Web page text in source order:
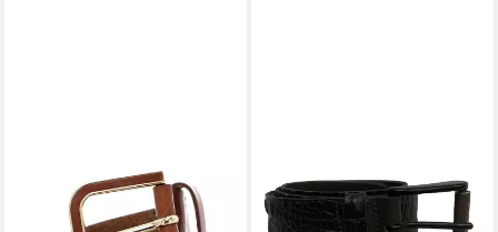
Ledergürtel 35mm Leather
Belt aus echtem Leder
Ledergürtel Schlangen-Optik
mit Schließe in matten